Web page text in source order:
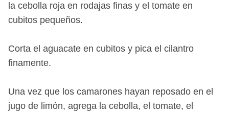
la cebolla roja en rodajas finas y el tomate en
cubitos pequeños.
Corta el aguacate en cubitos y pica el cilantro
finamente.
Una vez que los camarones hayan reposado en el
jugo de limón, agrega la cebolla, el tomate, el